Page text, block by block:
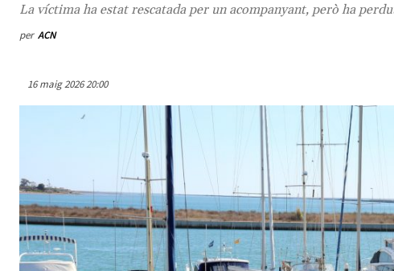
La víctima ha estat rescatada per un acompanyant, però ha
per ACN
16 maig 2026 20:00